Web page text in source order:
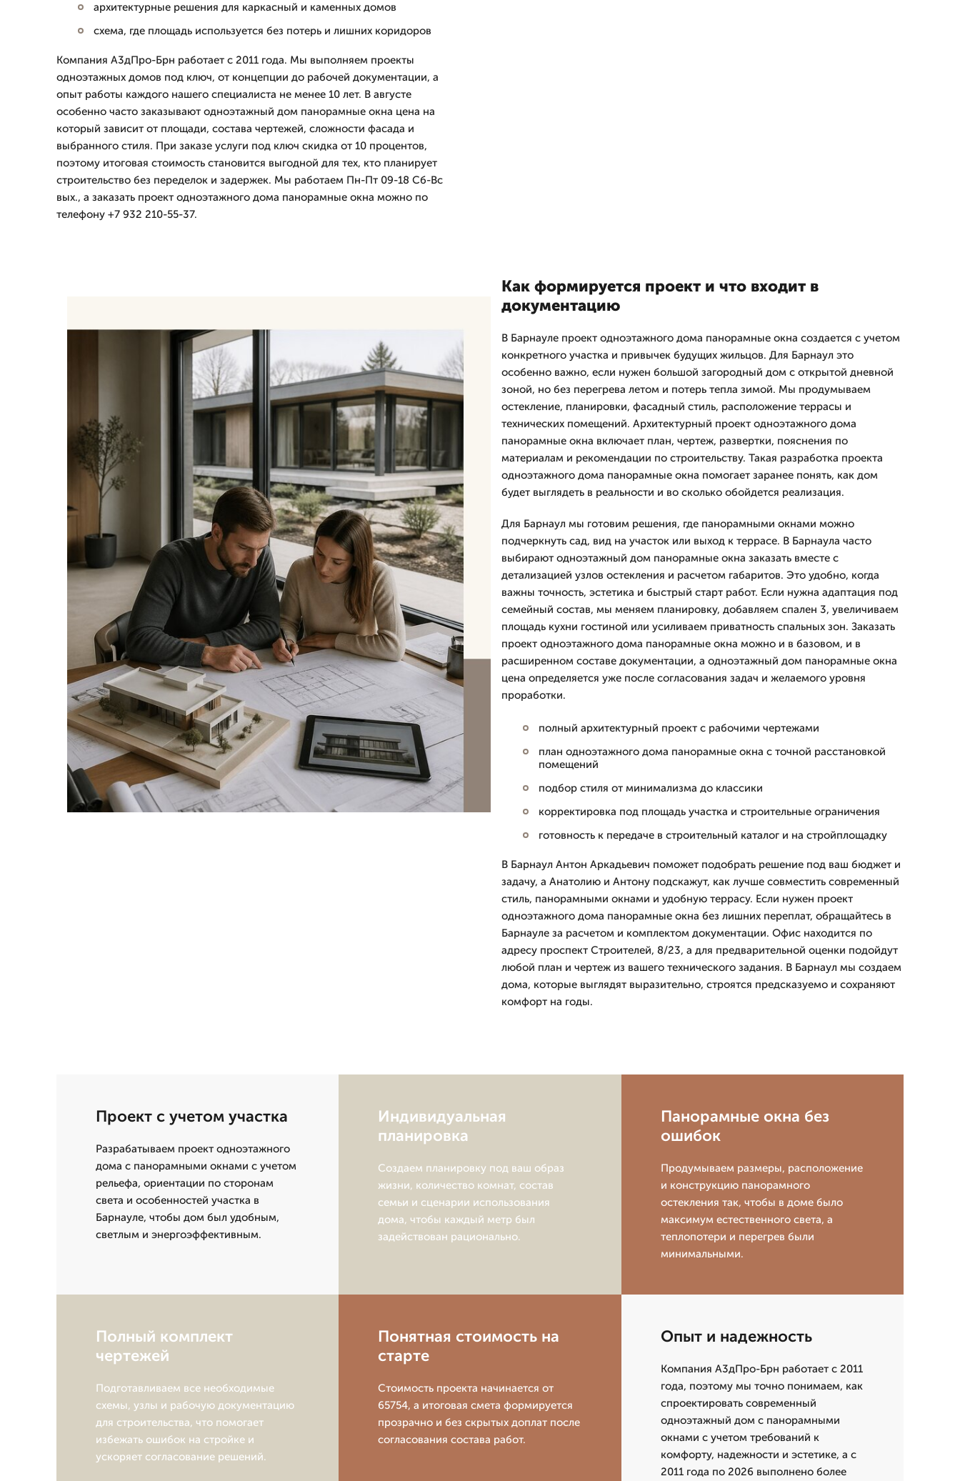
архитектурные решения для каркасный и каменных домов
схема, где площадь используется без потерь и лишних коридоров
Компания А3дПро-Брн работает с 2011 года. Мы выполняем проекты
одноэтажных домов под ключ, от концепции до рабочей документации, а
опыт работы каждого нашего специалиста не менее 10 лет. В августе
особенно часто заказывают одноэтажный дом панорамные окна цена на
который зависит от площади, состава чертежей, сложности фасада и
выбранного стиля. При заказе услуги под ключ скидка от 10 процентов,
поэтому итоговая стоимость становится выгодной для тех, кто планирует
строительство без переделок и задержек. Мы работаем Пн-Пт 09-18 Сб-Вс
вых., а заказать проект одноэтажного дома панорамные окна можно по
телефону +7 932 210-55-37.
Как формируется проект и что входит в
документацию
В Барнауле проект одноэтажного дома панорамные окна создается с учетом
конкретного участка и привычек будущих жильцов. Для Барнаул это
особенно важно, если нужен большой загородный дом с открытой дневной
зоной, но без перегрева летом и потерь тепла зимой. Мы продумываем
остекление, планировки, фасадный стиль, расположение террасы и
технических помещений. Архитектурный проект одноэтажного дома
панорамные окна включает план, чертеж, развертки, пояснения по
материалам и рекомендации по строительству. Такая разработка проекта
одноэтажного дома панорамные окна помогает заранее понять, как дом
будет выглядеть в реальности и во сколько обойдется реализация.
Для Барнаул мы готовим решения, где панорамными окнами можно
подчеркнуть сад, вид на участок или выход к террасе. В Барнаула часто
выбирают одноэтажный дом панорамные окна заказать вместе с
детализацией узлов остекления и расчетом габаритов. Это удобно, когда
важны точность, эстетика и быстрый старт работ. Если нужна адаптация под
семейный состав, мы меняем планировку, добавляем спален 3, увеличиваем
площадь кухни гостиной или усиливаем приватность спальных зон. Заказать
проект одноэтажного дома панорамные окна можно и в базовом, и в
расширенном составе документации, а одноэтажный дом панорамные окна
цена определяется уже после согласования задач и желаемого уровня
проработки.
полный архитектурный проект с рабочими чертежами
план одноэтажного дома панорамные окна с точной расстановкой
помещений
подбор стиля от минимализма до классики
корректировка под площадь участка и строительные ограничения
готовность к передаче в строительный каталог и на стройплощадку
В Барнаул Антон Аркадьевич поможет подобрать решение под ваш бюджет и
задачу, а Анатолию и Антону подскажут, как лучше совместить современный
стиль, панорамными окнами и удобную террасу. Если нужен проект
одноэтажного дома панорамные окна без лишних переплат, обращайтесь в
Барнауле за расчетом и комплектом документации. Офис находится по
адресу проспект Строителей, 8/23, а для предварительной оценки подойдут
любой план и чертеж из вашего технического задания. В Барнаул мы создаем
дома, которые выглядят выразительно, строятся предсказуемо и сохраняют
комфорт на годы.
Проект с учетом участка
Разрабатываем проект одноэтажного
дома с панорамными окнами с учетом
рельефа, ориентации по сторонам
света и особенностей участка в
Барнауле, чтобы дом был удобным,
светлым и энергоэффективным.
Индивидуальная
планировка
Создаем планировку под ваш образ
жизни, количество комнат, состав
семьи и сценарии использования
дома, чтобы каждый метр был
задействован рационально.
Панорамные окна без
ошибок
Продумываем размеры, расположение
и конструкцию панорамного
остекления так, чтобы в доме было
максимум естественного света, а
теплопотери и перегрев были
минимальными.
Полный комплект
чертежей
Подготавливаем все необходимые
схемы, узлы и рабочую документацию
для строительства, что помогает
избежать ошибок на стройке и
ускоряет согласование решений.
Понятная стоимость на
старте
Стоимость проекта начинается от
65754, а итоговая смета формируется
прозрачно и без скрытых доплат после
согласования состава работ.
Опыт и надежность
Компания А3дПро-Брн работает с 2011
года, поэтому мы точно понимаем, как
спроектировать современный
одноэтажный дом с панорамными
окнами с учетом требований к
комфорту, надежности и эстетике, а с
2011 года по 2026 выполнено более